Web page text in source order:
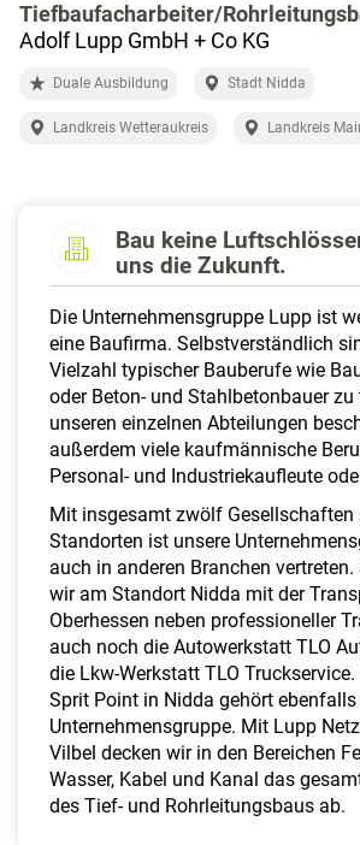
Tiefbaufacharbeiter/
Adolf Lupp GmbH + Co KG
Duale Ausbildung Stadt Nidda
Landkreis Wetteraukreis Landkreis
Bau keine
uns die Zukunft.
Die Unternehmensgruppe Lupp ist
eine Baufirma. Selbstverständlich
Vielzahl typischer Bauberufe wie
oder Beton- und Stahlbetonbauer zu
unseren einzelnen Abteilungen
außerdem viele kaufmännische
Personal- und Industriekaufleute
Mit insgesamt zwölf Gesellschaften
Standorten ist unsere
auch in anderen Branchen vertreten.
wir am Standort Nidda mit der
Oberhessen neben professioneller
auch noch die Autowerkstatt TLO
die Lkw-Werkstatt TLO
Sprit Point in Nidda gehört ebenfalls
Unternehmensgruppe. Mit Lupp
Vilbel decken wir in den Bereichen
Wasser, Kabel und Kanal das
des Tief- und Rohrleitungsbaus ab.